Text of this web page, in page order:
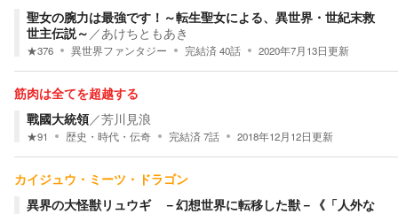
聖女の腕力は最強です！～転生聖女による、異世界・世紀末救
世主伝説～ ／あけちともあき
★376 異世界ファンタジー 完結済40話 2020年7月13日更新
筋肉は全てを超越する
戰國大統領／芳川見浪
★91 歴史・時代・伝奇 完結済7話 2018年12月12日更新
カイジュウ・ミーツ・ドラゴン
異界の大怪獣リュウギ －幻想世界に転移した獣－《「人外な